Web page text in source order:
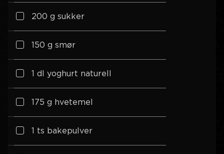
200 g sukker
150 g smør
1 dl yoghurt naturell
175 g hvetemel
1 ts bakepulver